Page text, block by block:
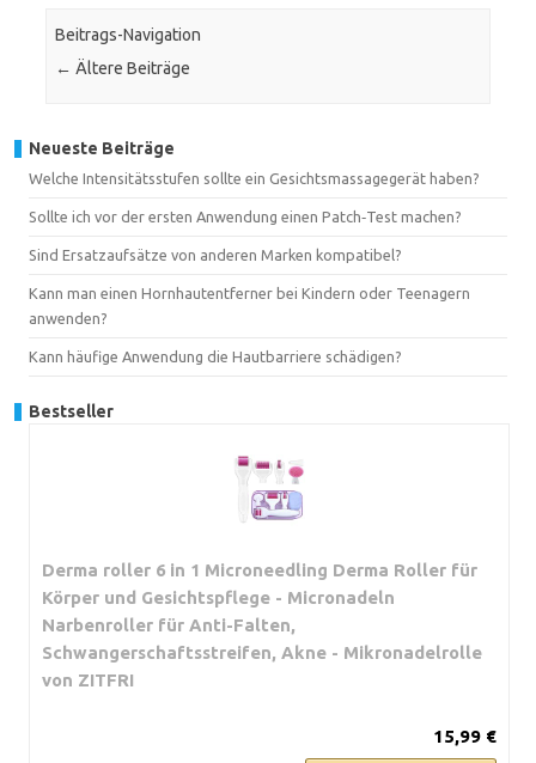
Beitrags-Navigation
← Ältere Beiträge
Neueste Beiträge
Welche Intensitätsstufen sollte ein Gesichtsmassagegerät haben?
Sollte ich vor der ersten Anwendung einen Patch‑Test machen?
Sind Ersatzaufsätze von anderen Marken kompatibel?
Kann man einen Hornhautentferner bei Kindern oder Teenagern
anwenden?
Kann häufige Anwendung die Hautbarriere schädigen?
Bestseller
Derma roller 6 in 1 Microneedling Derma Roller für
Körper und Gesichtspflege - Micronadeln
Narbenroller für Anti-Falten,
Schwangerschaftsstreifen, Akne - Mikronadelrolle
von ZITFRI
15,99 €